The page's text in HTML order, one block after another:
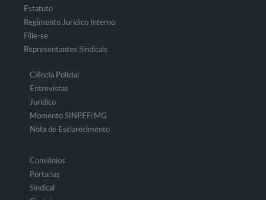
Estatuto
Regimento Jurídico Interno
Filie-se
Representantes Sindicais
Ciência Policial
Entrevistas
Jurídico
Momento SINPEF/MG
Nota de Esclarecimento
Convênios
Portarias
Sindical